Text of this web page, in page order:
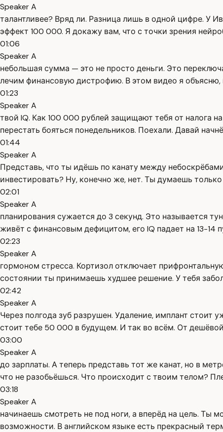
Speaker A
талантливее? Вряд ли. Разница лишь в одной цифре. У
эффект 100 000. Я докажу вам, что с точки зрения
01:06
Speaker A
небольшая сумма — это не просто деньги. Это
лечим финансовую дистрофию. В этом видео я
01:23
Speaker A
твой IQ. Как 100 000 рублей защищают тебя от налога
перестать бояться понедельников. Поехали. Давай
01:44
Speaker A
Представь, что ты идёшь по канату между
инвестировать? Ну, конечно же, нет. Ты думаешь
02:01
Speaker A
планирования сужается до 3 секунд. Это называется
живёт с финансовым дефицитом, его IQ падает на 13-14
02:23
Speaker A
гормоном стресса. Кортизол отключает
состоянии ты принимаешь худшее решение. У тебя
02:42
Speaker A
Через полгода зуб разрушен. Удаление, имплант
стоит тебе 50 000 в будущем. И так во всём. От
03:00
Speaker A
до зарплаты. А теперь представь тот же канат, но в
что не разобьёшься. Что происходит с твоим телом?
03:18
Speaker A
начинаешь смотреть не под ноги, а вперёд на цель.
возможности. В английском языке есть прекрасный